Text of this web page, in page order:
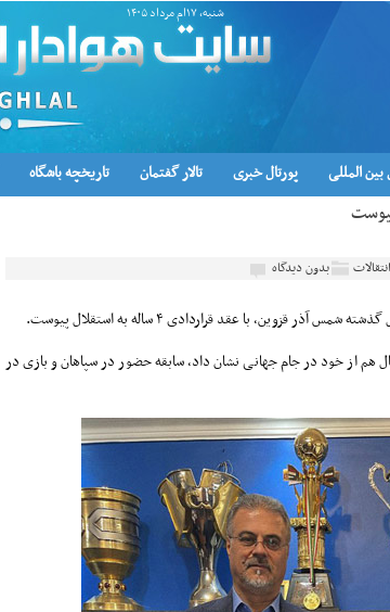
شنبه, ۱۷ام مرداد ۱۴۰۵
بین المللی پورتال خبری تالار گفتمان تاریخچه باشگاه
بدون دیدگاه
جوان که نمایش‌های خوبی در تیم ملی زیر ۱۷ سال هم از خود در جام جهانی نشان داد، سابقه حضور در سپاهان و بازی در